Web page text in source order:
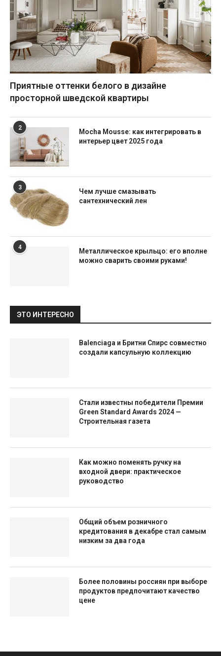
Приятные оттенки белого в дизайне
просторной шведской квартиры
2
Mocha Mousse: как интегрировать в
интерьер цвет 2025 года
3
Чем лучше смазывать
сантехнический лен
4
Металлическое крыльцо: его вполне
можно сварить своими руками!
ЭТО ИНТЕРЕСНО
Balenciaga и Бритни Спирс совместно
создали капсульную коллекцию
Стали известны победители Премии
Green Standard Awards 2024 —
Строительная газета
Как можно поменять ручку на
входной двери: практическое
руководство
Общий объем розничного
кредитования в декабре стал самым
низким за два года
Более половины россиян при выборе
продуктов предпочитают качество
цене